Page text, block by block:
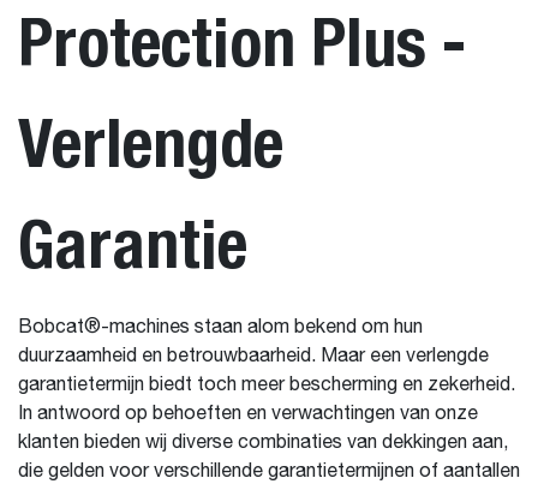
Protection Plus -
Verlengde
Garantie
Bobcat®-machines staan alom bekend om hun
duurzaamheid en betrouwbaarheid. Maar een verlengde
garantietermijn biedt toch meer bescherming en zekerheid.
In antwoord op behoeften en verwachtingen van onze
klanten bieden wij diverse combinaties van dekkingen aan,
die gelden voor verschillende garantietermijnen of aantallen